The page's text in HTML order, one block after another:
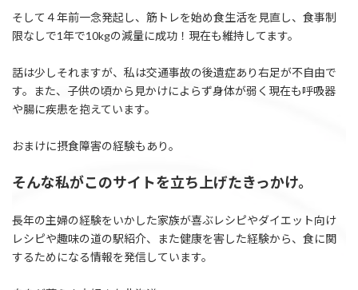
そして４年前一念発起し、筋トレを始め食生活を見直し、食事制
限なしで1年で10kgの減量に成功！現在も維持してます。
話は少しそれますが、私は交通事故の後遺症あり右足が不自由で
す。また、子供の頃から見かけによらず身体が弱く現在も呼吸器
や腸に疾患を抱えています。
おまけに摂食障害の経験もあり。
そんな私がこのサイトを立ち上げたきっかけ。
長年の主婦の経験をいかした家族が喜ぶレシピやダイエット向け
レシピや趣味の道の駅紹介、また健康を害した経験から、食に関
するためになる情報を発信しています。